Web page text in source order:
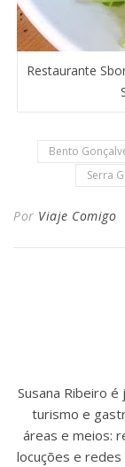
Restaurante
Bento
Serra
Por Viaje Comigo
Susana Ribeiro
turismo e
áreas e meios:
locuções e redes